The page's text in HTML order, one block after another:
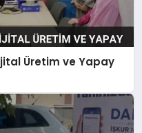
Üretim ve Yapay